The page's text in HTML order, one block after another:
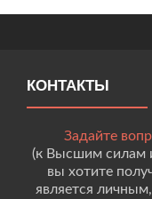
КОНТАКТЫ
Задайте
(к Высшим силам
вы хотите
является